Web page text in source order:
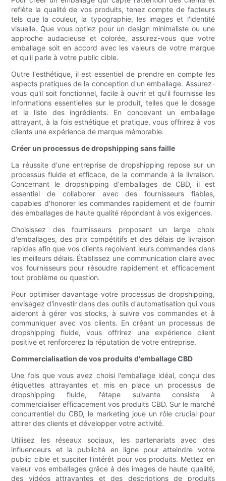
reflète la qualité de vos produits, tenez compte de facteurs
tels que la couleur, la typographie, les images et l'identité
visuelle. Que vous optiez pour un design minimaliste ou une
approche audacieuse et colorée, assurez-vous que votre
emballage soit en accord avec les valeurs de votre marque
et qu'il parle à votre public cible.
Outre l'esthétique, il est essentiel de prendre en compte les
aspects pratiques de la conception d'un emballage. Assurez-
vous qu'il soit fonctionnel, facile à ouvrir et qu'il fournisse les
informations essentielles sur le produit, telles que le dosage
et la liste des ingrédients. En concevant un emballage
attrayant, à la fois esthétique et pratique, vous offrirez à vos
clients une expérience de marque mémorable.
Créer un processus de dropshipping sans faille
La réussite d'une entreprise de dropshipping repose sur un
processus fluide et efficace, de la commande à la livraison.
Concernant le dropshipping d'emballages de CBD, il est
essentiel de collaborer avec des fournisseurs fiables,
capables d'honorer les commandes rapidement et de fournir
des emballages de haute qualité répondant à vos exigences.
Choisissez des fournisseurs proposant un large choix
d'emballages, des prix compétitifs et des délais de livraison
rapides afin que vos clients reçoivent leurs commandes dans
les meilleurs délais. Établissez une communication claire avec
vos fournisseurs pour résoudre rapidement et efficacement
tout problème ou question.
Pour optimiser davantage votre processus de dropshipping,
envisagez d'investir dans des outils d'automatisation qui vous
aideront à gérer vos stocks, à suivre vos commandes et à
communiquer avec vos clients. En créant un processus de
dropshipping fluide, vous offrirez une expérience client
positive et renforcerez la réputation de votre entreprise.
Commercialisation de vos produits d'emballage CBD
Une fois que vous avez choisi l'emballage idéal, conçu des
étiquettes attrayantes et mis en place un processus de
dropshipping fluide, l'étape suivante consiste à
commercialiser efficacement vos produits CBD. Sur le marché
concurrentiel du CBD, le marketing joue un rôle crucial pour
attirer des clients et développer votre activité.
Utilisez les réseaux sociaux, les partenariats avec des
influenceurs et la publicité en ligne pour atteindre votre
public cible et susciter l'intérêt pour vos produits. Mettez en
valeur vos emballages grâce à des images de haute qualité,
des vidéos attrayantes et des descriptions de produits